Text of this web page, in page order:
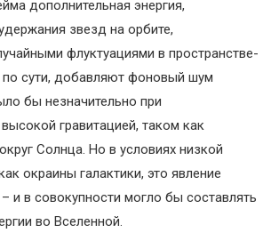
дополнительная энергия,
звезд на орбите,
флуктуациями в пространстве-
по сути, добавляют фоновый шум
бы незначительно при
гравитацией, таком как
Солнца. Но в условиях низкой
окраины галактики, это явление
и в совокупности могло бы составлять
во Вселенной.